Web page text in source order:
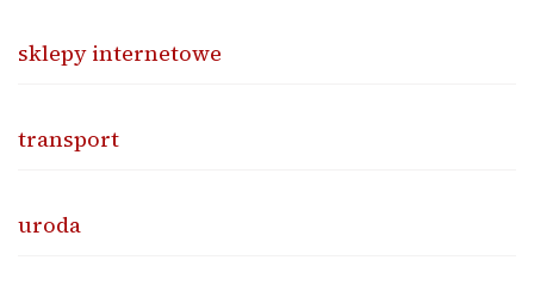
sklepy internetowe
transport
uroda